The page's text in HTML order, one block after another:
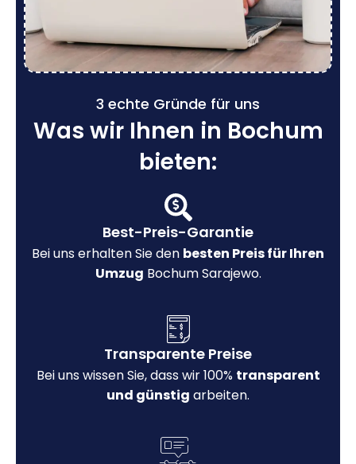
3 echte Gründe für uns
Was wir Ihnen in Bochum
bieten:
Best-Preis-Garantie
Bei uns erhalten Sie den besten Preis für Ihren
Umzug Bochum Sarajewo.
Transparente Preise
Bei uns wissen Sie, dass wir 100% transparent
und günstig arbeiten.